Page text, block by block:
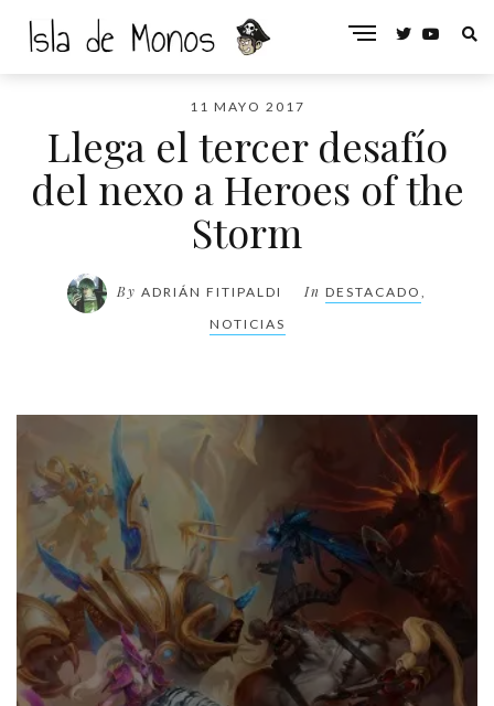
11 MAYO 2017
Llega el tercer desafío
del nexo a Heroes of the
Storm
By ADRIÁN FITIPALDI In DESTACADO ,
NOTICIAS